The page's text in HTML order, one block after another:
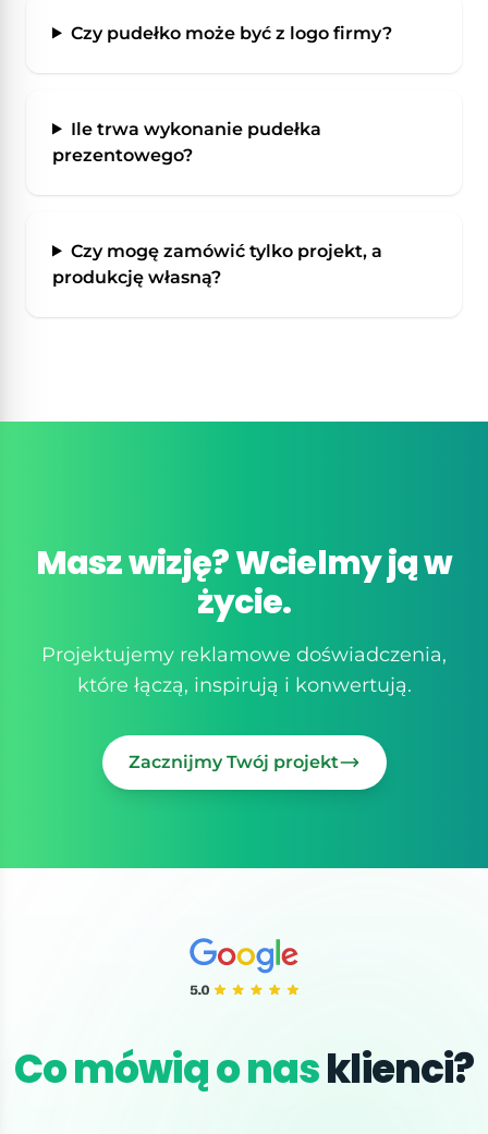
Czy pudełko może być z logo firmy?
Ile trwa wykonanie pudełka
prezentowego?
Czy mogę zamówić tylko projekt, a
produkcję własną?
Masz wizję? Wcielmy ją w
życie.
Projektujemy reklamowe doświadczenia,
które łączą, inspirują i konwertują.
Zacznijmy Twój projekt
Co mówią o nasklienci?